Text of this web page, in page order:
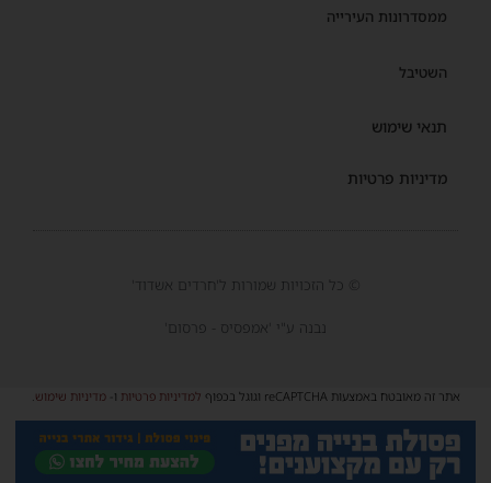
ממסדרונות העירייה
השטיבל
תנאי שימוש
מדיניות פרטיות
© כל הזכויות שמורות ל'חרדים אשדוד'
נבנה ע"י 'אמפסיס - פרסום'
אתר זה מאובטח באמצעות reCAPTCHA וגוגל בכפוף למדיניות פרטיות ו-מדיניות שימוש